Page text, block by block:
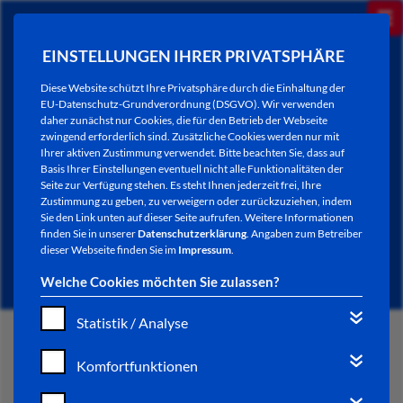
EINSTELLUNGEN IHRER PRIVATSPHÄRE
Diese Website schützt Ihre Privatsphäre durch die Einhaltung der
EU-Datenschutz-Grundverordnung (DSGVO). Wir verwenden
daher zunächst nur Cookies, die für den Betrieb der Webseite
zwingend erforderlich sind. Zusätzliche Cookies werden nur mit
Ihrer aktiven Zustimmung verwendet. Bitte beachten Sie, dass auf
Basis Ihrer Einstellungen eventuell nicht alle Funktionalitäten der
Seite zur Verfügung stehen. Es steht Ihnen jederzeit frei, Ihre
Zustimmung zu geben, zu verweigern oder zurückzuziehen, indem
Sie den Link unten auf dieser Seite aufrufen. Weitere Informationen
finden Sie in unsererDatenschutzerklärung. Angaben zum Betreiber
dieser Webseite finden Sie im Impressum.
Welche Cookies möchten Sie zulassen?
Statistik / Analyse
Komfortfunktionen
AKTUELLES
START